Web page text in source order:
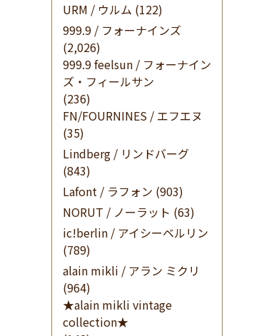
URM / ウルム (122)
999.9 / フォーナインズ
(2,026)
999.9 feelsun / フォーナイン
ズ・フィールサン
(236)
FN/FOURNINES / エフエヌ
(35)
Lindberg / リンドバーグ
(843)
Lafont / ラフォン (903)
NORUT / ノーラット (63)
ic!berlin / アイシーベルリン
(789)
alain mikli / アラン ミクリ
(964)
★alain mikli vintage
collection★